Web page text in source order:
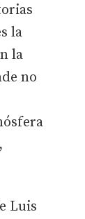
la
la
no
Luis